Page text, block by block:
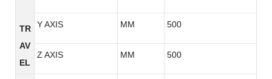
TR
AV
EL
Y AXIS MM 500
Z AXIS MM 500